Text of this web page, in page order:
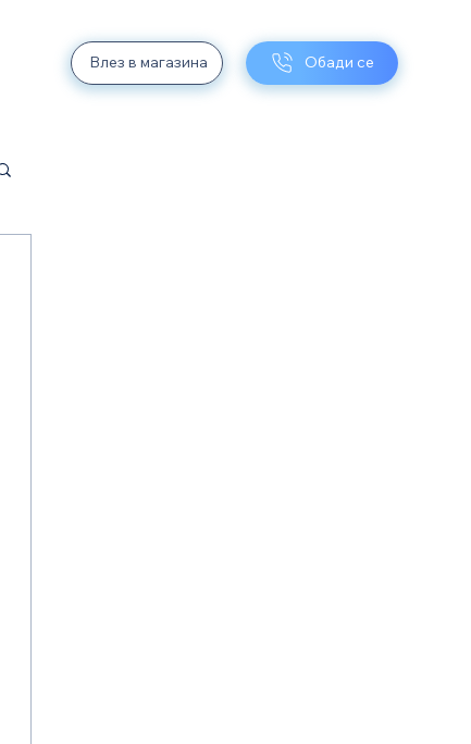
Влез в магазина Обади се